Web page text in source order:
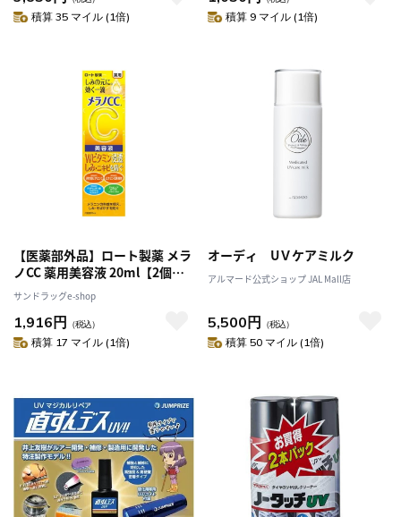
積算 35 マイル (1倍) 積算 9 マイル (1倍)
【医薬部外品】ロート製薬 メラ
ノCC 薬用美容液 20ml【2個セ
ット】
サンドラッグe-shop
1,916円 （税込）
積算 17 マイル (1倍)
オーディ UＶケアミルク
アルマード公式ショップ JAL Mall店
5,500円 （税込）
積算 50 マイル (1倍)